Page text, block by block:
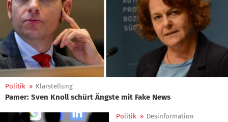
Politik » Klarstellung
Pamer: Sven Knoll schürt Ängste mit Fake News
Politik » Desinformation